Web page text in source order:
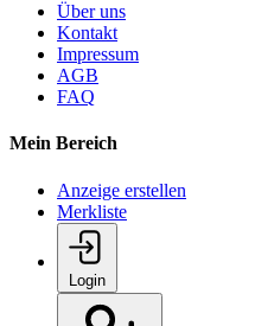
Über uns
Kontakt
Impressum
AGB
FAQ
Mein Bereich
Anzeige erstellen
Merkliste
Login